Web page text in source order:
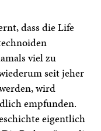
dass die Life
viel zu
seit jeher
wird
empfunden.
eigentlich